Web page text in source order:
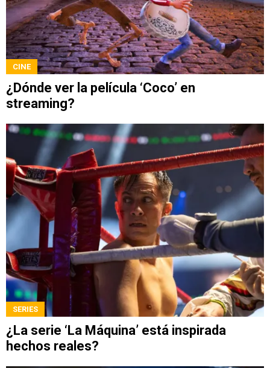
CINE
¿Dónde ver la película ‘Coco’ en
streaming?
SERIES
¿La serie ‘La Máquina’ está inspirada
hechos reales?